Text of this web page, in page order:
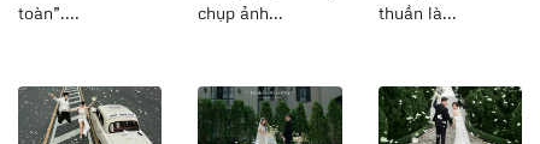
toàn”....
chụp ảnh...
thuần là...